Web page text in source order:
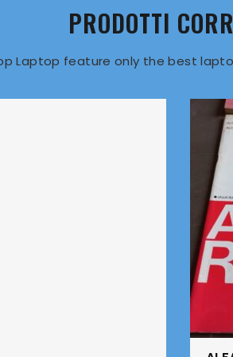
PRODOTTI
Laptop feature only the best